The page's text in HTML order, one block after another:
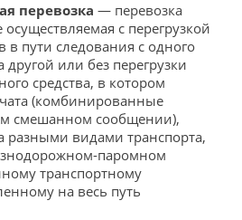
перевозка — перевозка
осуществляемая с перегрузкой
в пути следования с одного
другой или без перегрузки
средства, в котором
(комбинированные
смешанном сообщении),
разными видами транспорта,
паромном
транспортному
на весь путь